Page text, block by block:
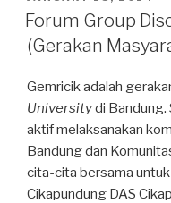
ON
Forum Group
(Gerakan
Gemricik adalah
Universitydi Bandung.
aktif melaksanakan
Bandung dan
cita-cita bersama
Cikapundung DAS